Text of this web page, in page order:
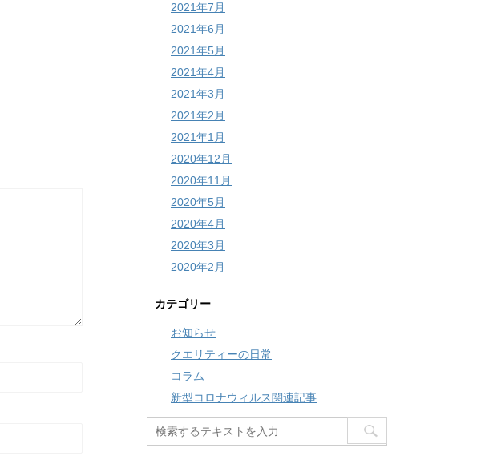
2021年7月
2021年6月
2021年5月
2021年4月
2021年3月
2021年2月
2021年1月
2020年12月
2020年11月
2020年5月
2020年4月
2020年3月
2020年2月
カテゴリー
お知らせ
クエリティーの日常
コラム
新型コロナウィルス関連記事